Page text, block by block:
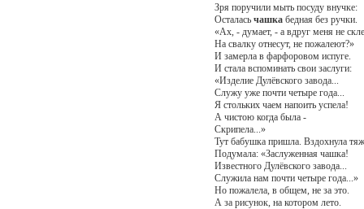
Зря поручили мыть посуду внучке:
Осталась чашкабедная без ручки.
«Ах, - думает, - а вдруг меня не
На свалку отнесут, не пожалеют?»
И замерла в фарфоровом испуге.
И стала вспоминать свои заслуги:
«Изделие Дулёвского завода...
Служу уже почти четыре года...
Я стольких чаем напоить успела!
А чистою когда была -
Скрипела...»
Тут бабушка пришла. Вздохнула
Подумала: «Заслуженная чашка!
Известного Дулёвского завода...
Служила нам почти четыре года...»
Но пожалела, в общем, не за это.
А за рисунок, на котором лето.